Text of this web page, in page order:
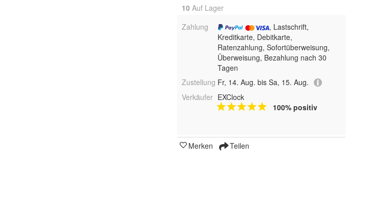
10 Auf Lager
Zahlung
, Lastschrift,
Kreditkarte, Debitkarte,
Ratenzahlung, Sofortüberweisung,
Überweisung, Bezahlung nach 30
Tagen
Zustellung Fr, 14. Aug. bis Sa, 15. Aug.
Verkäufer EXClock
100% positiv
Merken Teilen